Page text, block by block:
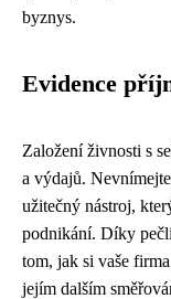
byznys.
Evidence
Založení živnosti s
a výdajů.
užitečný nástroj,
podnikání. Díky
tom, jak si vaše
jejím dalším